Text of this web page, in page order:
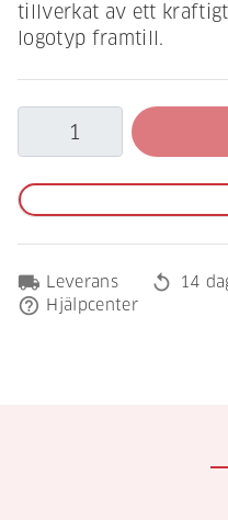
tillverkat av ett kraftigt
logotyp framtill.
local_shipping Leverans replay 14
help_outline Hjälpcenter